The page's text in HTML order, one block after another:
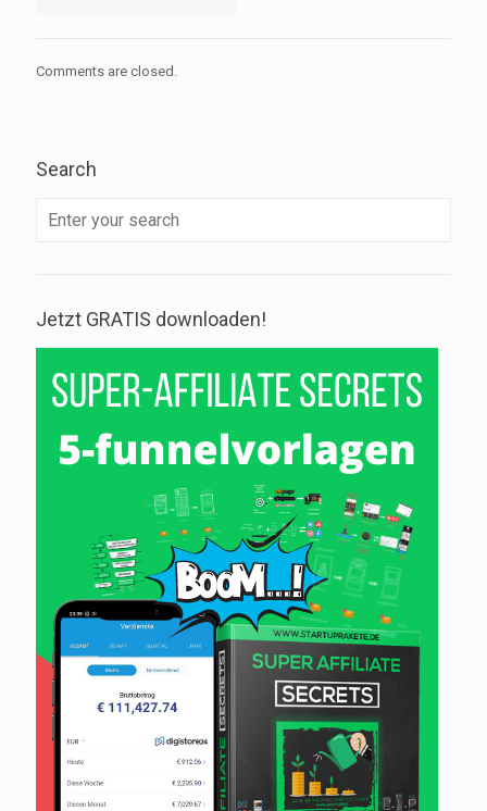
Comments are closed.
Search
Jetzt GRATIS downloaden!